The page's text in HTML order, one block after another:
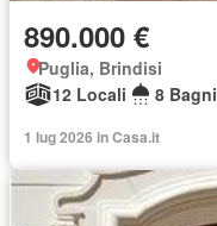
890.000 €
Puglia, Brindisi
12 Locali
8 Bagni
1 lug 2026 in Casa.it